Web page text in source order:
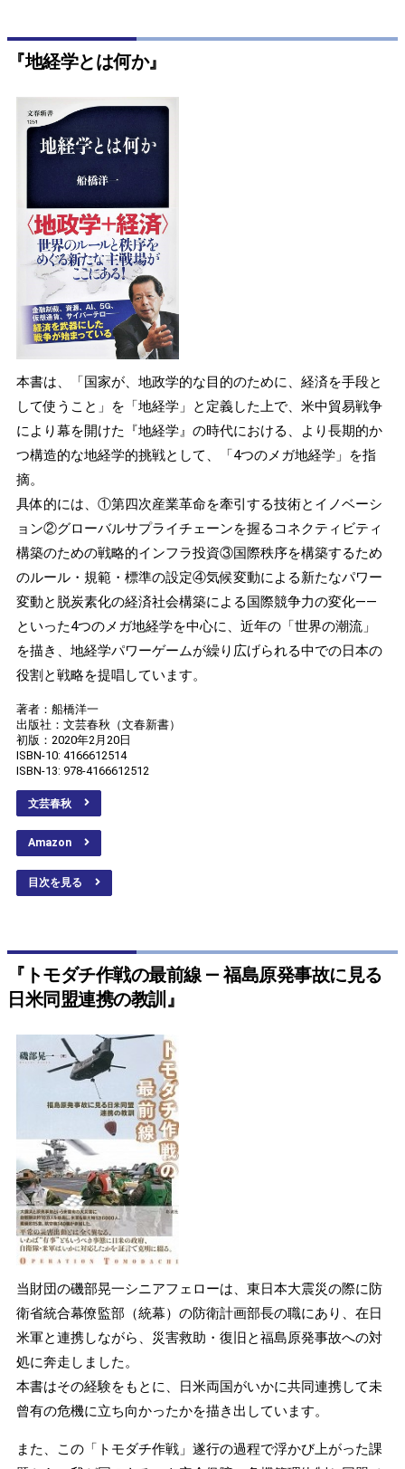
『地経学とは何か』
本書は、「国家が、地政学的な目的のために、経済を手段と
して使うこと」を「地経学」と定義した上で、米中貿易戦争
により幕を開けた『地経学』の時代における、より長期的か
つ構造的な地経学的挑戦として、「4つのメガ地経学」を指
摘。
具体的には、①第四次産業革命を牽引する技術とイノベーシ
ョン②グローバルサプライチェーンを握るコネクティビティ
構築のための戦略的インフラ投資③国際秩序を構築するため
のルール・規範・標準の設定④気候変動による新たなパワー
変動と脱炭素化の経済社会構築による国際競争力の変化――
といった4つのメガ地経学を中心に、近年の「世界の潮流」
を描き、地経学パワーゲームが繰り広げられる中での日本の
役割と戦略を提唱しています。
著者：船橋洋一
出版社：文芸春秋（文春新書）
初版：2020年2月20日
ISBN-10: 4166612514
ISBN-13: 978-4166612512
文芸春秋
Amazon
目次を見る
『トモダチ作戦の最前線 ― 福島原発事故に見る
日米同盟連携の教訓』
当財団の磯部晃一シニアフェローは、東日本大震災の際に防
衛省統合幕僚監部（統幕）の防衛計画部長の職にあり、在日
米軍と連携しながら、災害救助・復旧と福島原発事故への対
処に奔走しました。
本書はその経験をもとに、日米両国がいかに共同連携して未
曾有の危機に立ち向かったかを描き出しています。
また、この「トモダチ作戦」遂行の過程で浮かび上がった課